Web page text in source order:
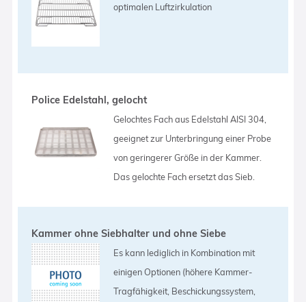
optimalen Luftzirkulation
Police Edelstahl, gelocht
Gelochtes Fach aus Edelstahl AISI 304,
geeignet zur Unterbringung einer Probe
von geringerer Größe in der Kammer.
Das gelochte Fach ersetzt das Sieb.
Kammer ohne Siebhalter und ohne Siebe
Es kann lediglich in Kombination mit
einigen Optionen (höhere Kammer-
Tragfähigkeit, Beschickungssystem,